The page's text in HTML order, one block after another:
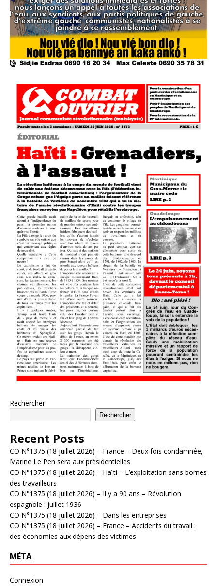
Rechercher
Rechercher
Recent Posts
CO N°1375 (18 juillet 2026) – France – Deux fois condamnée,
Marine Le Pen sera aux présidentielles
CO N°1375 (18 juillet 2026) – Haïti – L’exploitation sans bornes
des travailleurs
CO N°1375 (18 juillet 2026) – Il y a 90 ans – Révolution
espagnole : juillet 1936
CO N°1375 (18 juillet 2026) – Dans les entreprises
CO N°1375 (18 juillet 2026) – France – Accidents du travail :
des économies aux dépens des victimes
MÉTA
Connexion